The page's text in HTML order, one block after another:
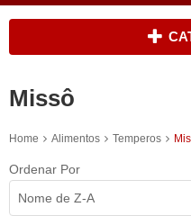
Missô
Home Alimentos Temperos
Ordenar Por
Nome de Z-A